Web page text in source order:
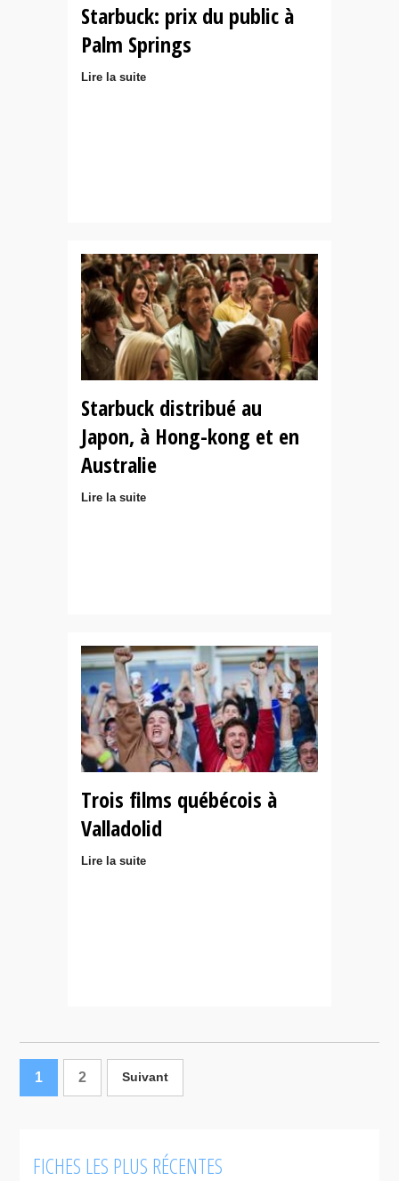
Starbuck: prix du public à
Palm Springs
Lire la suite
Starbuck distribué au
Japon, à Hong-kong et en
Australie
Lire la suite
Trois films québécois à
Valladolid
Lire la suite
1 2 Suivant
FICHES LES PLUS RÉCENTES